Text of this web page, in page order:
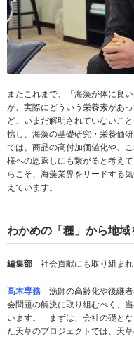
またこれまで、「海藻が体に良
が、実際にどういう栄養素があ
ど、いまだ解明されていないこ
携し、海藻の基礎研究・栄養価
では、商品の高付加価値化や、
様への恩返しにも繋がると考え
らこそ、海藻業界をリードする
えています。
わかめの「種」から地域
編集部 社会貢献にも取り組まれ
髙木専務 漁師の高齢化や後継
会問題の解決に取り組むべく、
います。「まずは、会社の礎と
た天草のプロジェクトでは、天